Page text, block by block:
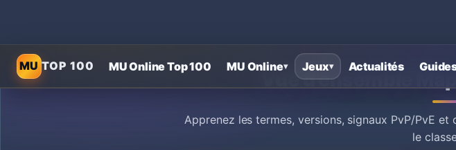
MUTOP 100 MU Online Top 100 MU Online▾ Jeux▾ Actualités
Vue d’ensemble
Apprenez les termes, versions, signaux PvP/PvE
le